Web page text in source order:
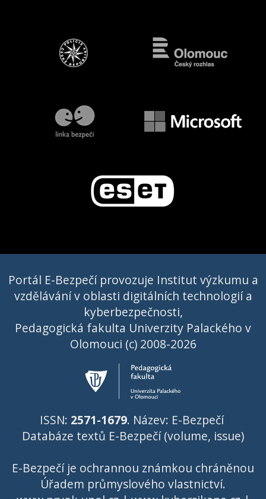
Portál E-Bezpečí provozuje Institut výzkumu a
vzdělávání v oblasti digitálních technologií a
kyberbezpečnosti,
Pedagogická fakulta Univerzity Palackého v
Olomouci (c) 2008-2026
ISSN: 2571-1679. Název: E-Bezpečí
Databáze textů E-Bezpečí (volume, issue)
E-Bezpečí je ochrannou známkou chráněnou
Úřadem průmyslového vlastnictví.